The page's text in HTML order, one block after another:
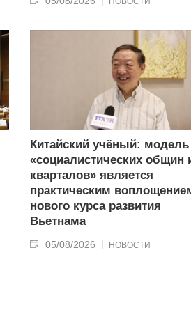
Китайский учёный: модель
«социалистических общин
кварталов» является
практическим
нового курса развития
Вьетнама
05/08/2026 НОВОСТИ